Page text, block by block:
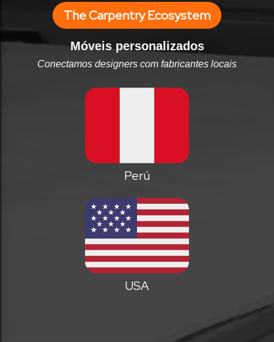
The Carpentry Ecosystem
Móveis personalizados
Conectamos designers com fabricantes locais
Perú
USA